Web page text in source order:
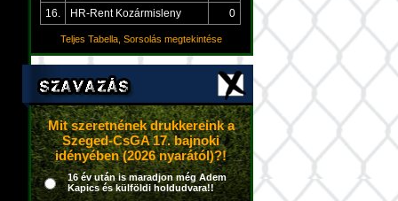
16.
HR-Rent Kozármisleny 0
Teljes Tabella, Sorsolás megtekintése
Mit szeretnének drukkereink a
Szeged-CsGA 17. bajnoki
idényében (2026 nyarától)?!
16 év után is maradjon még Adem
Kapics és külföldi holdudvara!!